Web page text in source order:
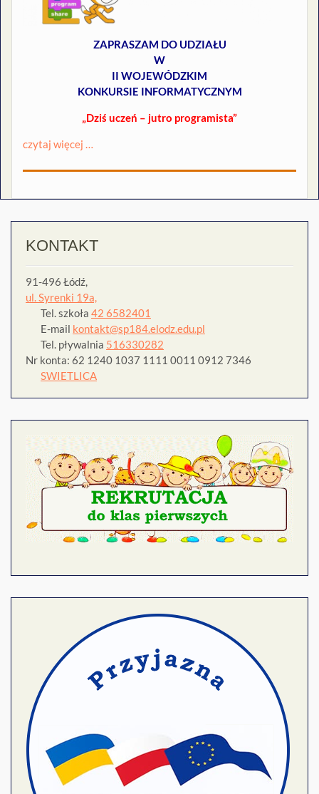
ZAPRASZAM DO UDZIAŁU
W
II WOJEWÓDZKIM
KONKURSIE INFORMATYCZNYM
„Dziś uczeń – jutro programista”
czytaj więcej …
KONTAKT
91-496 Łódź,
ul. Syrenki 19a,
Tel. szkoła 42 6582401
E-mail kontakt@sp184.elodz.edu.pl
Tel. pływalnia 516330282
Nr konta: 62 1240 1037 1111 0011 0912 7346
SWIETLICA